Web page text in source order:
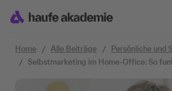
Home Alle Beiträge
Persönliche und
Selbstmarketing im Home-Office: So